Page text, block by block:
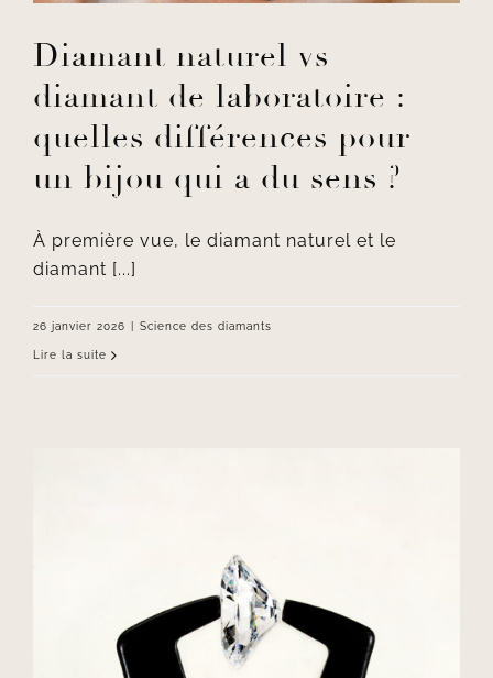
Diamant naturel vs
diamant de laboratoire :
quelles différences pour
un bijou qui a du sens ?
À première vue, le diamant naturel et le
diamant [...]
26 janvier 2026 Science des diamants
Lire la suite